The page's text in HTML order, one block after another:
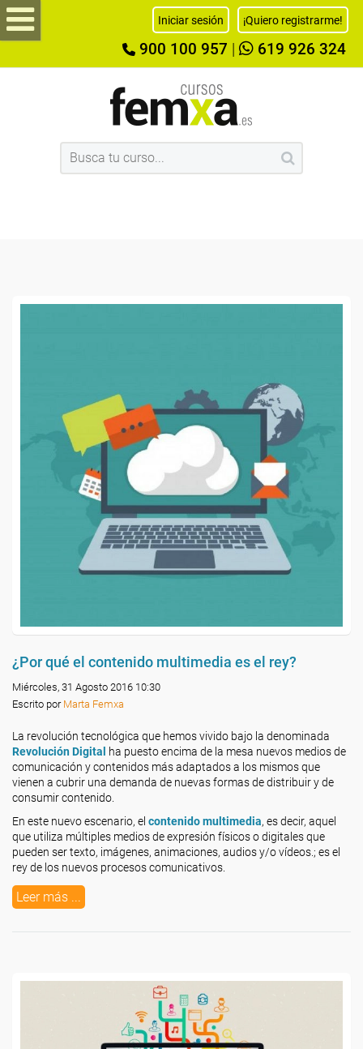
Iniciar sesión ¡Quiero registrarme!
900 100 957 619 926 324
¿Por qué el contenido multimedia es el rey?
Miércoles, 31 Agosto 2016 10:30
Escrito por Marta Femxa
La revolución tecnológica que hemos vivido bajo la denominada
Revolución Digital
ha puesto encima de la mesa nuevos medios de
comunicación y contenidos más adaptados a los mismos que
vienen a cubrir una demanda de nuevas formas de distribuir y de
consumir contenido.
En este nuevo escenario, el contenido multimedia, es decir, aquel
que utiliza múltiples medios de expresión físicos o digitales que
pueden ser texto, imágenes, animaciones, audios y/o vídeos.; es el
rey de los nuevos procesos comunicativos.
Leer más ...